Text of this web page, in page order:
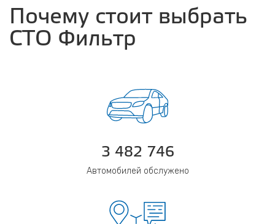
Почему стоит выбрать
СТО Фильтр
3 482 746
Автомобилей обслужено